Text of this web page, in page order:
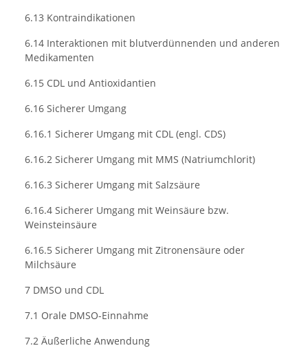
6.13 Kontraindikationen
6.14 Interaktionen mit blutverdünnenden und anderen
Medikamenten
6.15 CDL und Antioxidantien
6.16 Sicherer Umgang
6.16.1 Sicherer Umgang mit CDL (engl. CDS)
6.16.2 Sicherer Umgang mit MMS (Natriumchlorit)
6.16.3 Sicherer Umgang mit Salzsäure
6.16.4 Sicherer Umgang mit Weinsäure bzw.
Weinsteinsäure
6.16.5 Sicherer Umgang mit Zitronensäure oder
Milchsäure
7 DMSO und CDL
7.1 Orale DMSO-Einnahme
7.2 Äußerliche Anwendung